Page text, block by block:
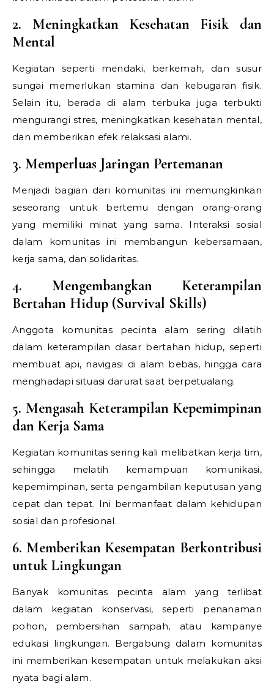
2. Meningkatkan Kesehatan Fisik dan
Mental
Kegiatan seperti mendaki, berkemah, dan susur
sungai memerlukan stamina dan kebugaran fisik.
Selain itu, berada di alam terbuka juga terbukti
mengurangi stres, meningkatkan kesehatan mental,
dan memberikan efek relaksasi alami.
3. Memperluas Jaringan Pertemanan
Menjadi bagian dari komunitas ini memungkinkan
seseorang untuk bertemu dengan orang-orang
yang memiliki minat yang sama. Interaksi sosial
dalam komunitas ini membangun kebersamaan,
kerja sama, dan solidaritas.
4. Mengembangkan Keterampilan
Bertahan Hidup (Survival Skills)
Anggota komunitas pecinta alam sering dilatih
dalam keterampilan dasar bertahan hidup, seperti
membuat api, navigasi di alam bebas, hingga cara
menghadapi situasi darurat saat berpetualang.
5. Mengasah Keterampilan Kepemimpinan
dan Kerja Sama
Kegiatan komunitas sering kali melibatkan kerja tim,
sehingga melatih kemampuan komunikasi,
kepemimpinan, serta pengambilan keputusan yang
cepat dan tepat. Ini bermanfaat dalam kehidupan
sosial dan profesional.
6. Memberikan Kesempatan Berkontribusi
untuk Lingkungan
Banyak komunitas pecinta alam yang terlibat
dalam kegiatan konservasi, seperti penanaman
pohon, pembersihan sampah, atau kampanye
edukasi lingkungan. Bergabung dalam komunitas
ini memberikan kesempatan untuk melakukan aksi
nyata bagi alam.